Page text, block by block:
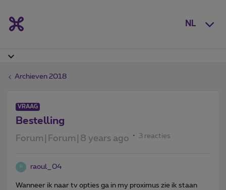
NL
Archieven 2018
VRAAG
Bestelling
Forum|Forum|8 years ago 3 reacties
R raoul_04
Wanneer ik naar tv opties ga in my proximus zie ik staan